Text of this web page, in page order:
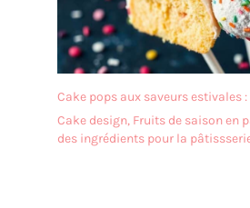
de ne pas
lave-
nettoyage,
séché afin
sec.
Cake pops aux saveurs estivales
Cake design, Fruits de saison en
des ingrédients pour la